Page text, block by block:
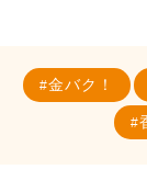
金バク！